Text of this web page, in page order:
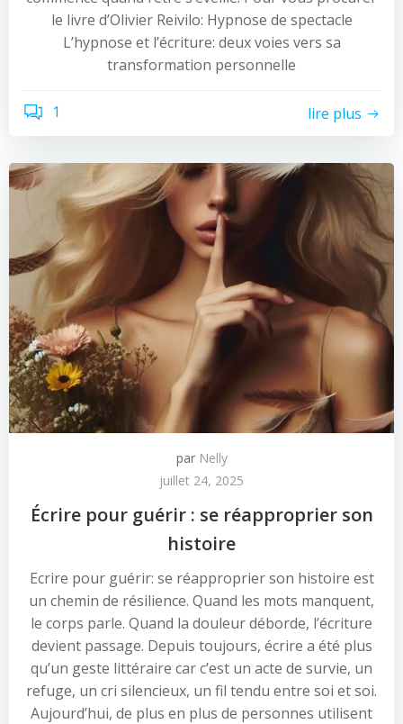
le livre d’Olivier Reivilo: Hypnose de spectacle
L’hypnose et l’écriture: deux voies vers sa
transformation personnelle
1 lire plus
par Nelly
juillet 24, 2025
Écrire pour guérir : se réapproprier son
histoire
Ecrire pour guérir: se réapproprier son histoire est
un chemin de résilience. Quand les mots manquent,
le corps parle. Quand la douleur déborde, l’écriture
devient passage. Depuis toujours, écrire a été plus
qu’un geste littéraire car c’est un acte de survie, un
refuge, un cri silencieux, un fil tendu entre soi et soi.
Aujourd’hui, de plus en plus de personnes utilisent